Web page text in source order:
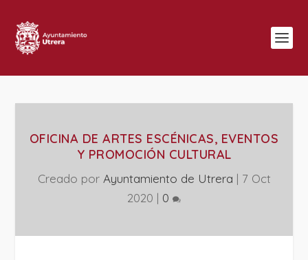
OFICINA DE ARTES ESCÉNICAS, EVENTOS
Y PROMOCIÓN CULTURAL
Creado por Ayuntamiento de Utrera | 7 Oct
2020 | 0